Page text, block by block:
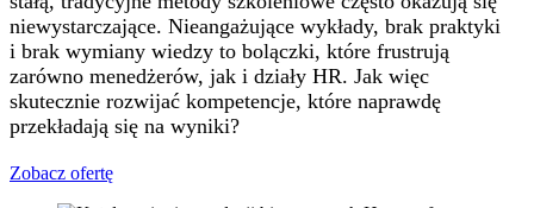
niewystarczające. Nieangażujące wykłady, brak praktyki
i brak wymiany wiedzy to bolączki, które frustrują
zarówno menedżerów, jak i działy HR. Jak więc
skutecznie rozwijać kompetencje, które naprawdę
przekładają się na wyniki?
Zobacz ofertę